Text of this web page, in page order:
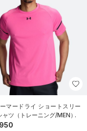
マードライ ショートスリー
ャツ（トレーニング/MEN）